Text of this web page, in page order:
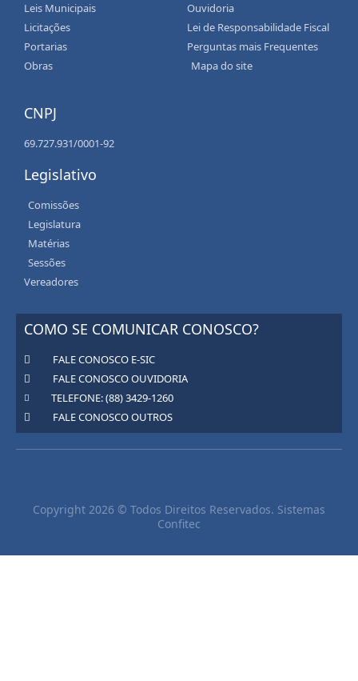
Leis Municipais
Licitações
Portarias
Obras
Ouvidoria
Lei de Responsabilidade Fiscal
Perguntas mais Frequentes
Mapa do site
CNPJ
69.727.931/0001-92
Legislativo
Comissões
Legislatura
Matérias
Sessões
Vereadores
COMO SE COMUNICAR CONOSCO?
FALE CONOSCO E-SIC
FALE CONOSCO OUVIDORIA
TELEFONE: (88) 3429-1260
FALE CONOSCO OUTROS
Copyright 2026 © Todos Direitos Reservados. Sistemas
Confitec